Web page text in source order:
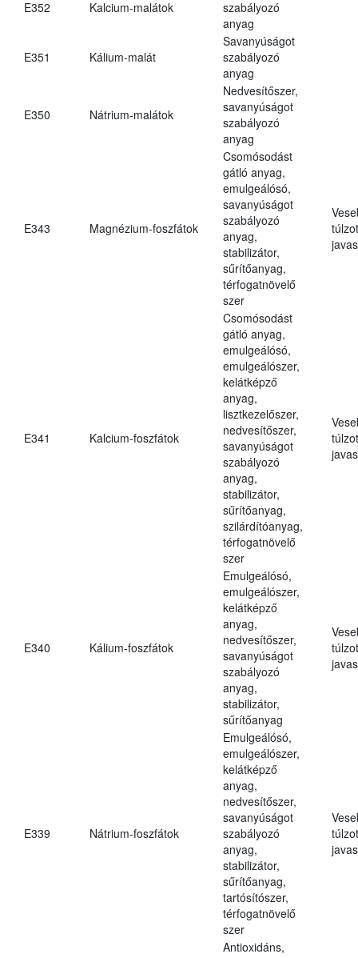
E352 Kalcium-malátok
szabályozó
anyag
E351 Kálium-malát
Savanyúságot
szabályozó
anyag
E350 Nátrium-malátok
Nedvesítőszer,
savanyúságot
szabályozó
anyag
E343 Magnézium-foszfátok
Csomósodást
gátló anyag,
emulgeálósó,
savanyúságot
szabályozó
anyag,
stabilizátor,
sűrítőanyag,
térfogatnövelő
szer
E341 Kalcium-foszfátok
Csomósodást
gátló anyag,
emulgeálósó,
emulgeálószer,
kelátképző
anyag,
lisztkezelőszer,
nedvesítőszer,
savanyúságot
szabályozó
anyag,
stabilizátor,
sűrítőanyag,
szilárdítóanyag,
térfogatnövelő
szer
E340 Kálium-foszfátok
Emulgeálósó,
emulgeálószer,
kelátképző
anyag,
nedvesítőszer,
savanyúságot
szabályozó
anyag,
stabilizátor,
sűrítőanyag
E339 Nátrium-foszfátok
Emulgeálósó,
emulgeálószer,
kelátképző
anyag,
nedvesítőszer,
savanyúságot
szabályozó
anyag,
stabilizátor,
sűrítőanyag,
tartósítószer,
térfogatnövelő
szer
Antioxidáns,